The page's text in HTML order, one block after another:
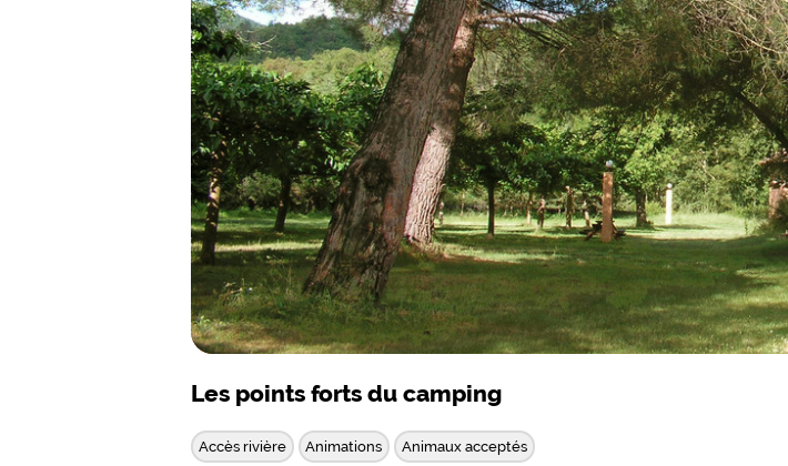
Les points forts du camping
Accès rivière Animations Animaux acceptés